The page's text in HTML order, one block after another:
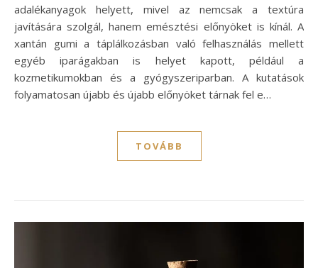
adalékanyagok helyett, mivel az nemcsak a textúra
javítására szolgál, hanem emésztési előnyöket is kínál. A
xantán gumi a táplálkozásban való felhasználás mellett
egyéb iparágakban is helyet kapott, például a
kozmetikumokban és a gyógyszeriparban. A kutatások
folyamatosan újabb és újabb előnyöket tárnak fel e…
TOVÁBB